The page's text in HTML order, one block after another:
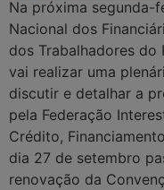
Na próxima segunda-
Nacional dos
dos Trabalhadores do
vai realizar uma
discutir e detalhar a
pela Federação
Crédito,
dia 27 de setembro
renovação da